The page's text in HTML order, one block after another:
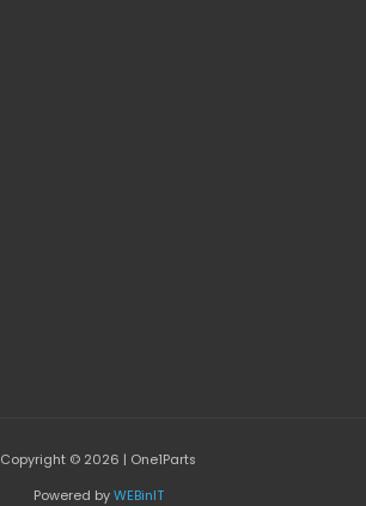
Copyright © 2026 | One1Parts
Powered by WEBinIT